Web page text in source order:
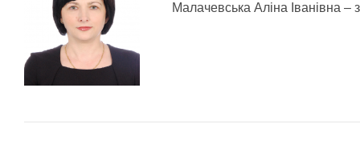
Малачевська Аліна Іванівна –